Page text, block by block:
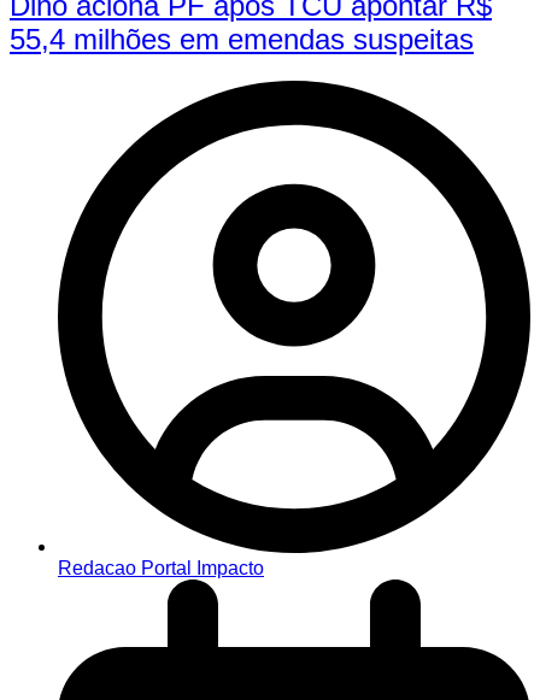
55,4 milhões em emendas suspeitas
Redacao Portal Impacto